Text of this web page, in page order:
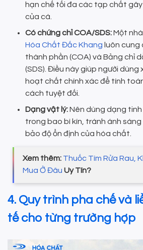
hạn chế tối đa các tạp chất
của cá.
Có chứng chỉ COA/SDS:Một
Hóa Chất Đắc Khang luôn cung
thành phần (COA) và Bảng chỉ
(SDS). Điều này giúp người dùng
hoạt chất chính xác để tính
cách tuyệt đối.
Dạng vật lý:Nên dùng dạng
trong bao bì kín, tránh ánh
bảo độ ổn định của hóa chất.
Xem thêm: Thuốc Tím Rửa Rau,
Mua Ở Đâu Uy Tín?
4. Quy trình pha chế và
tế cho từng trường hợp